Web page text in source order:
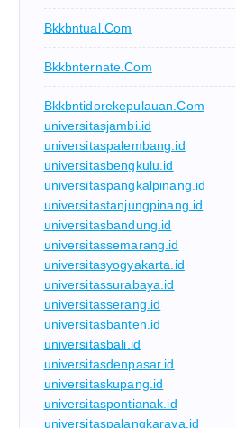
Bkkbntual.com
Bkkbnternate.com
Bkkbntidorekepulauan.com
universitasjambi.id
universitaspalembang.id
universitasbengkulu.id
universitaspangkalpinang.id
universitastanjungpinang.id
universitasbandung.id
universitassemarang.id
universitasyogyakarta.id
universitassurabaya.id
universitasserang.id
universitasbanten.id
universitasbali.id
universitasdenpasar.id
universitaskupang.id
universitaspontianak.id
universitaspalangkaraya.id